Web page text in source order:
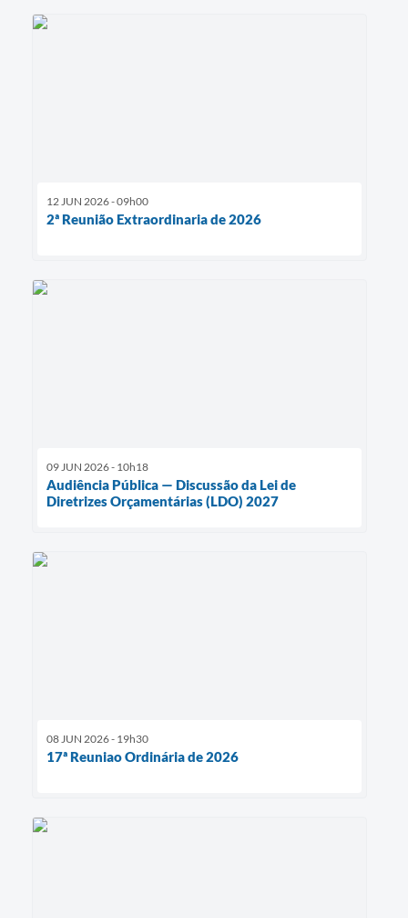
12 JUN 2026 - 09h00
2ª Reunião Extraordinaria de 2026
09 JUN 2026 - 10h18
Audiência Pública — Discussão da Lei de
Diretrizes Orçamentárias (LDO) 2027
08 JUN 2026 - 19h30
17ª Reuniao Ordinária de 2026